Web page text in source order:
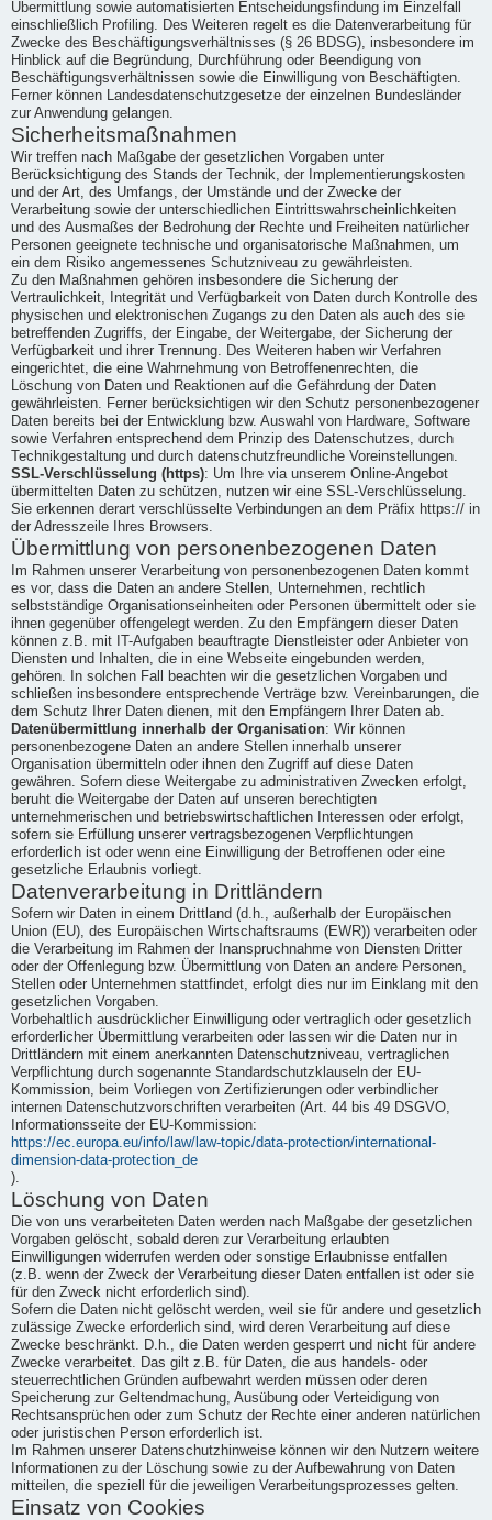
Übermittlung sowie automatisierten Entscheidungsfindung im Einzelfall
einschließlich Profiling. Des Weiteren regelt es die Datenverarbeitung für
Zwecke des Beschäftigungsverhältnisses (§ 26 BDSG), insbesondere im
Hinblick auf die Begründung, Durchführung oder Beendigung von
Beschäftigungsverhältnissen sowie die Einwilligung von Beschäftigten.
Ferner können Landesdatenschutzgesetze der einzelnen Bundesländer
zur Anwendung gelangen.
Sicherheitsmaßnahmen
Wir treffen nach Maßgabe der gesetzlichen Vorgaben unter
Berücksichtigung des Stands der Technik, der Implementierungskosten
und der Art, des Umfangs, der Umstände und der Zwecke der
Verarbeitung sowie der unterschiedlichen Eintrittswahrscheinlichkeiten
und des Ausmaßes der Bedrohung der Rechte und Freiheiten natürlicher
Personen geeignete technische und organisatorische Maßnahmen, um
ein dem Risiko angemessenes Schutzniveau zu gewährleisten.
Zu den Maßnahmen gehören insbesondere die Sicherung der
Vertraulichkeit, Integrität und Verfügbarkeit von Daten durch Kontrolle des
physischen und elektronischen Zugangs zu den Daten als auch des sie
betreffenden Zugriffs, der Eingabe, der Weitergabe, der Sicherung der
Verfügbarkeit und ihrer Trennung. Des Weiteren haben wir Verfahren
eingerichtet, die eine Wahrnehmung von Betroffenenrechten, die
Löschung von Daten und Reaktionen auf die Gefährdung der Daten
gewährleisten. Ferner berücksichtigen wir den Schutz personenbezogener
Daten bereits bei der Entwicklung bzw. Auswahl von Hardware, Software
sowie Verfahren entsprechend dem Prinzip des Datenschutzes, durch
Technikgestaltung und durch datenschutzfreundliche Voreinstellungen.
SSL-Verschlüsselung (https): Um Ihre via unserem Online-Angebot
übermittelten Daten zu schützen, nutzen wir eine SSL-Verschlüsselung.
Sie erkennen derart verschlüsselte Verbindungen an dem Präfix https:// in
der Adresszeile Ihres Browsers.
Übermittlung von personenbezogenen Daten
Im Rahmen unserer Verarbeitung von personenbezogenen Daten kommt
es vor, dass die Daten an andere Stellen, Unternehmen, rechtlich
selbstständige Organisationseinheiten oder Personen übermittelt oder sie
ihnen gegenüber offengelegt werden. Zu den Empfängern dieser Daten
können z.B. mit IT-Aufgaben beauftragte Dienstleister oder Anbieter von
Diensten und Inhalten, die in eine Webseite eingebunden werden,
gehören. In solchen Fall beachten wir die gesetzlichen Vorgaben und
schließen insbesondere entsprechende Verträge bzw. Vereinbarungen, die
dem Schutz Ihrer Daten dienen, mit den Empfängern Ihrer Daten ab.
Datenübermittlung innerhalb der Organisation: Wir können
personenbezogene Daten an andere Stellen innerhalb unserer
Organisation übermitteln oder ihnen den Zugriff auf diese Daten
gewähren. Sofern diese Weitergabe zu administrativen Zwecken erfolgt,
beruht die Weitergabe der Daten auf unseren berechtigten
unternehmerischen und betriebswirtschaftlichen Interessen oder erfolgt,
sofern sie Erfüllung unserer vertragsbezogenen Verpflichtungen
erforderlich ist oder wenn eine Einwilligung der Betroffenen oder eine
gesetzliche Erlaubnis vorliegt.
Datenverarbeitung in Drittländern
Sofern wir Daten in einem Drittland (d.h., außerhalb der Europäischen
Union (EU), des Europäischen Wirtschaftsraums (EWR)) verarbeiten oder
die Verarbeitung im Rahmen der Inanspruchnahme von Diensten Dritter
oder der Offenlegung bzw. Übermittlung von Daten an andere Personen,
Stellen oder Unternehmen stattfindet, erfolgt dies nur im Einklang mit den
gesetzlichen Vorgaben.
Vorbehaltlich ausdrücklicher Einwilligung oder vertraglich oder gesetzlich
erforderlicher Übermittlung verarbeiten oder lassen wir die Daten nur in
Drittländern mit einem anerkannten Datenschutzniveau, vertraglichen
Verpflichtung durch sogenannte Standardschutzklauseln der EU-
Kommission, beim Vorliegen von Zertifizierungen oder verbindlicher
internen Datenschutzvorschriften verarbeiten (Art. 44 bis 49 DSGVO,
Informationsseite der EU-Kommission:
https://ec.europa.eu/info/law/law-topic/data-protection/international-
dimension-data-protection_de
).
Löschung von Daten
Die von uns verarbeiteten Daten werden nach Maßgabe der gesetzlichen
Vorgaben gelöscht, sobald deren zur Verarbeitung erlaubten
Einwilligungen widerrufen werden oder sonstige Erlaubnisse entfallen
(z.B. wenn der Zweck der Verarbeitung dieser Daten entfallen ist oder sie
für den Zweck nicht erforderlich sind).
Sofern die Daten nicht gelöscht werden, weil sie für andere und gesetzlich
zulässige Zwecke erforderlich sind, wird deren Verarbeitung auf diese
Zwecke beschränkt. D.h., die Daten werden gesperrt und nicht für andere
Zwecke verarbeitet. Das gilt z.B. für Daten, die aus handels- oder
steuerrechtlichen Gründen aufbewahrt werden müssen oder deren
Speicherung zur Geltendmachung, Ausübung oder Verteidigung von
Rechtsansprüchen oder zum Schutz der Rechte einer anderen natürlichen
oder juristischen Person erforderlich ist.
Im Rahmen unserer Datenschutzhinweise können wir den Nutzern weitere
Informationen zu der Löschung sowie zu der Aufbewahrung von Daten
mitteilen, die speziell für die jeweiligen Verarbeitungsprozesses gelten.
Einsatz von Cookies